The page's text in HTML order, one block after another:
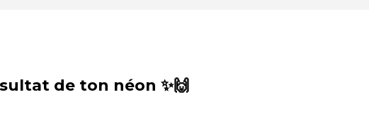
de ton néon ✨🙌